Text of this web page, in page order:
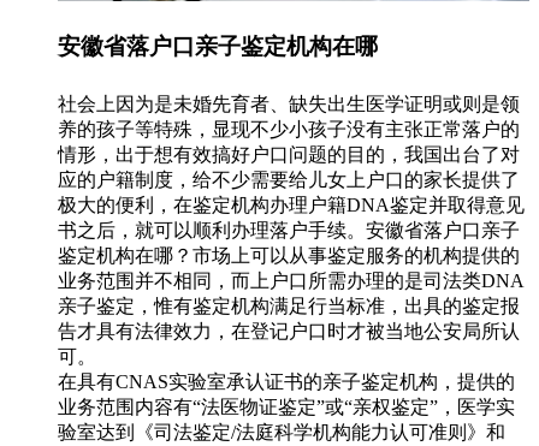
安徽省落户口亲子鉴定机构在哪
社会上因为是未婚先育者、缺失出生医学证明或则是领
养的孩子等特殊，显现不少小孩子没有主张正常落户的
情形，出于想有效搞好户口问题的目的，我国出台了对
应的户籍制度，给不少需要给儿女上户口的家长提供了
极大的便利，在鉴定机构办理户籍DNA鉴定并取得意见
书之后，就可以顺利办理落户手续。安徽省落户口亲子
鉴定机构在哪？市场上可以从事鉴定服务的机构提供的
业务范围并不相同，而上户口所需办理的是司法类DNA
亲子鉴定，惟有鉴定机构满足行当标准，出具的鉴定报
告才具有法律效力，在登记户口时才被当地公安局所认
可。
在具有CNAS实验室承认证书的亲子鉴定机构，提供的
业务范围内容有“法医物证鉴定”或“亲权鉴定”，医学实
验室达到《司法鉴定/法庭科学机构能力认可准则》和